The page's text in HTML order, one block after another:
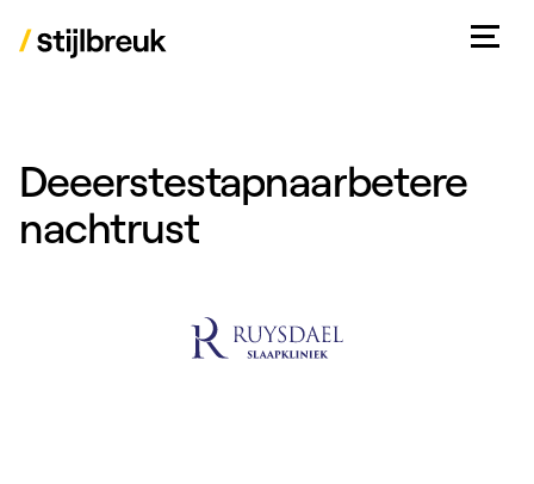
Deeerstestapnaarbetere
nachtrust